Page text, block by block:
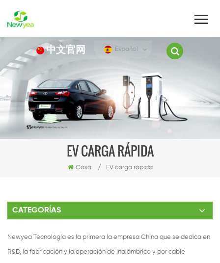
中文官网 Español
EV CARGA RÁPIDA
Casa / EV carga rápida
CATEGORÍAS
Newyea Tecnología es la primera la empresa China que se dedica en
R&D, la fabricación y la operación de inalámbrico y por cable